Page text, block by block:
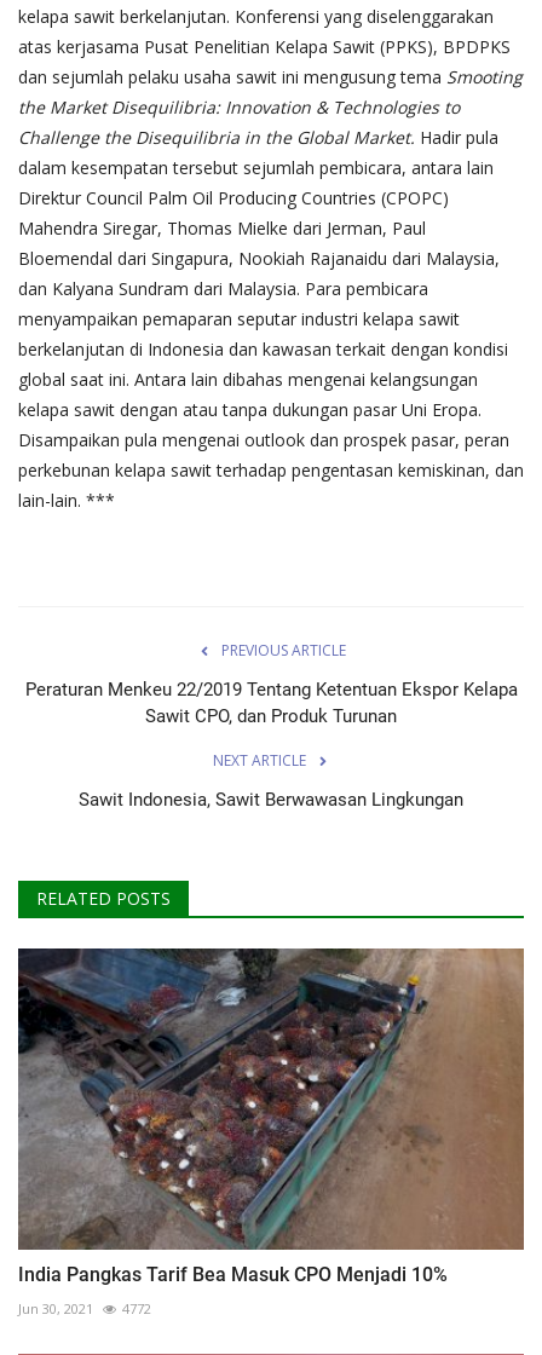
kelapa sawit berkelanjutan. Konferensi yang diselenggarakan
atas kerjasama Pusat Penelitian Kelapa Sawit (PPKS), BPDPKS
dan sejumlah pelaku usaha sawit ini mengusung tema Smooting
the Market Disequilibria: Innovation & Technologies to
Challenge the Disequilibria in the Global Market. Hadir pula
dalam kesempatan tersebut sejumlah pembicara, antara lain
Direktur Council Palm Oil Producing Countries (CPOPC)
Mahendra Siregar, Thomas Mielke dari Jerman, Paul
Bloemendal dari Singapura, Nookiah Rajanaidu dari Malaysia,
dan Kalyana Sundram dari Malaysia. Para pembicara
menyampaikan pemaparan seputar industri kelapa sawit
berkelanjutan di Indonesia dan kawasan terkait dengan kondisi
global saat ini. Antara lain dibahas mengenai kelangsungan
kelapa sawit dengan atau tanpa dukungan pasar Uni Eropa.
Disampaikan pula mengenai outlook dan prospek pasar, peran
perkebunan kelapa sawit terhadap pengentasan kemiskinan, dan
lain-lain. ***
PREVIOUS ARTICLE
Peraturan Menkeu 22/2019 Tentang Ketentuan Ekspor Kelapa
Sawit CPO, dan Produk Turunan
NEXT ARTICLE
Sawit Indonesia, Sawit Berwawasan Lingkungan
RELATED POSTS
India Pangkas Tarif Bea Masuk CPO Menjadi 10%
Jun 30, 2021 4772